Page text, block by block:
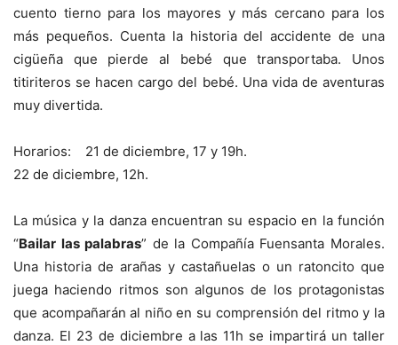
cuento tierno para los mayores y más cercano para los
más pequeños. Cuenta la historia del accidente de una
cigüeña que pierde al bebé que transportaba. Unos
titiriteros se hacen cargo del bebé. Una vida de aventuras
muy divertida.
Horarios: 21 de diciembre, 17 y 19h.
22 de diciembre, 12h.
La música y la danza encuentran su espacio en la función
“Bailar las palabras” de la Compañía Fuensanta Morales.
Una historia de arañas y castañuelas o un ratoncito que
juega haciendo ritmos son algunos de los protagonistas
que acompañarán al niño en su comprensión del ritmo y la
danza. El 23 de diciembre a las 11h se impartirá un taller